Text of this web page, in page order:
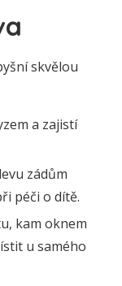
skvělou
a zajistí
zádům
péči o dítě.
kam oknem
u samého